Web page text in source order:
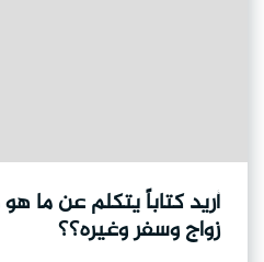
أريد كتاباً يتكلم عن ما
زواج وسفر وغيره؟؟